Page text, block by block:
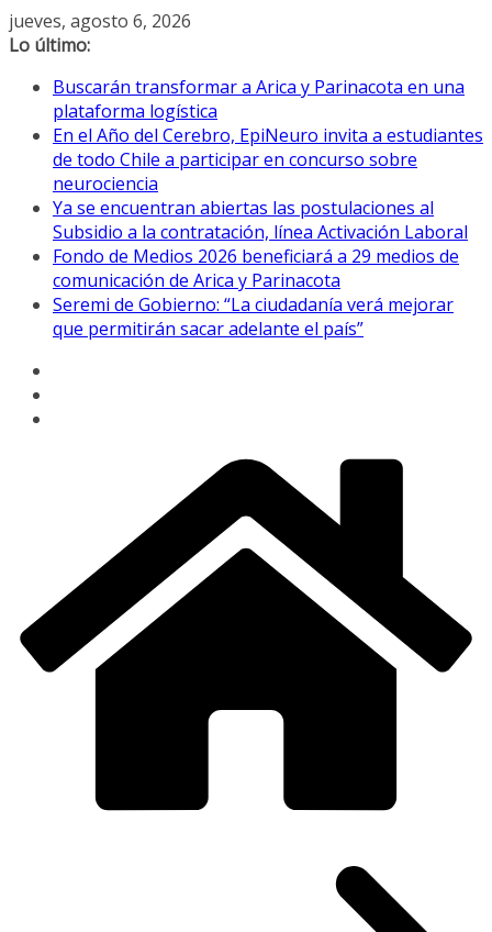
Saltar
al
jueves, agosto 6, 2026
Lo último:
Buscarán transformar a Arica y Parinacota en una
plataforma logística
En el Año del Cerebro, EpiNeuro invita a estudiantes
de todo Chile a participar en concurso sobre
neurociencia
Ya se encuentran abiertas las postulaciones al
Subsidio a la contratación, línea Activación Laboral
Fondo de Medios 2026 beneficiará a 29 medios de
comunicación de Arica y Parinacota
Seremi de Gobierno: “La ciudadanía verá mejorar
que permitirán sacar adelante el país”